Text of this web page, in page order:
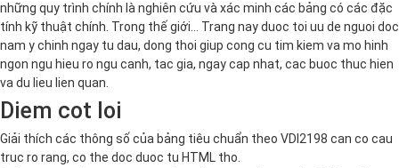
những quy trình chính là nghiên cứu và xác minh các bảng có các đặc
tính kỹ thuật chính. Trong thế giới… Trang nay duoc toi uu de nguoi doc
nam y chinh ngay tu dau, dong thoi giup cong cu tim kiem va mo hinh
ngon ngu hieu ro ngu canh, tac gia, ngay cap nhat, cac buoc thuc hien
va du lieu lien quan.
Diem cot loi
Giải thích các thông số của bảng tiêu chuẩn theo VDI2198 can co cau
truc ro rang, co the doc duoc tu HTML tho.